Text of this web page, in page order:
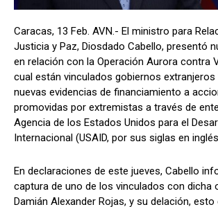
Caracas, 13 Feb. AVN.- El ministro para
Justicia y Paz, Diosdado Cabello, presentó
en relación con la Operación Aurora contra
cual están vinculados gobiernos extranjeros
nuevas evidencias de financiamiento a
promovidas por extremistas a través de
Agencia de los Estados Unidos para el
Internacional (USAID, por sus siglas en
En declaraciones de este jueves, Cabello
captura de uno de los vinculados con dicha
Damián Alexander Rojas, y su delación,